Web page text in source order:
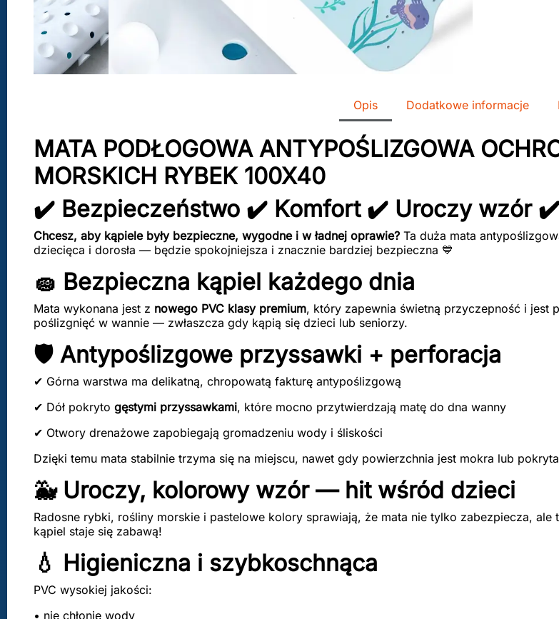
Opis Dodatkowe informacje
MATA PODŁOGOWA ANTYPOŚLIZGOWA
MORSKICH RYBEK 100X40
✔️ Bezpieczeństwo ✔️ Komfort ✔️ Uroczy wzór
Chcesz, aby kąpiele były bezpieczne, wygodne i w ładnej oprawie? Ta duża mata
dziecięca i dorosła — będzie spokojniejsza i znacznie bardziej bezpieczna 💙
🧽 Bezpieczna kąpiel każdego dnia
Mata wykonana jest z nowego PVC klasy premium, który zapewnia świetną przyczepność i jest
poślizgnięć w wannie — zwłaszcza gdy kąpią się dzieci lub seniorzy.
🛡️ Antypoślizgowe przyssawki + perforacja
✔ Górna warstwa ma delikatną, chropowatą fakturę antypoślizgową
✔ Dół pokryto gęstymi przyssawkami, które mocno przytwierdzają matę do dna wanny
✔ Otwory drenażowe zapobiegają gromadzeniu wody i śliskości
Dzięki temu mata stabilnie trzyma się na miejscu, nawet gdy powierzchnia jest mokra lub
🐳 Uroczy, kolorowy wzór — hit wśród dzieci
Radosne rybki, rośliny morskie i pastelowe kolory sprawiają, że mata nie tylko zabezpiecza, ale
kąpiel staje się zabawą!
💧 Higieniczna i szybkoschnąca
PVC wysokiej jakości:
• nie chłonie wody